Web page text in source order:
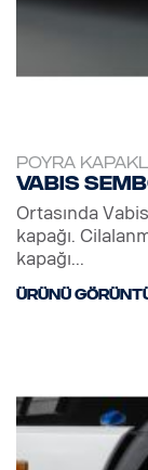
POYRA
Vabis
Ortasında
kapağı.
kapağı...
ÜRÜNÜ